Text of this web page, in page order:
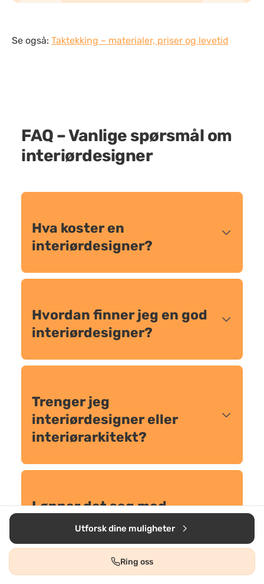
Se også: Taktekking – materialer, priser og levetid
FAQ – Vanlige spørsmål om
interiørdesigner
Hva koster en
interiørdesigner?
Hvordan finner jeg en god
interiørdesigner?
Trenger jeg
interiørdesigner eller
interiørarkitekt?
Lønner det seg med
boligstyling før salg?
Utforsk dine muligheter
Ring oss